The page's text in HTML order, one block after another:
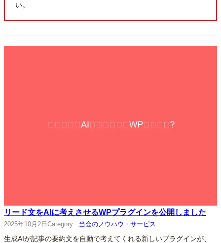
い。
リード文をAIに考えさせるWPプラグインを公開しました
2025年10月2日 Category : 当会のノウハウ・サービス
生成AIが記事の要約文を自動で考えてくれる新しいプラグインが、